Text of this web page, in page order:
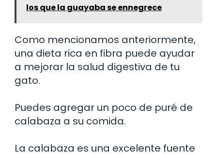
los que la guayaba se ennegrece
Como mencionamos anteriormente,
una dieta rica en fibra puede ayudar
a mejorar la salud digestiva de tu
gato.
Puedes agregar un poco de puré de
calabaza a su comida.
La calabaza es una excelente fuente